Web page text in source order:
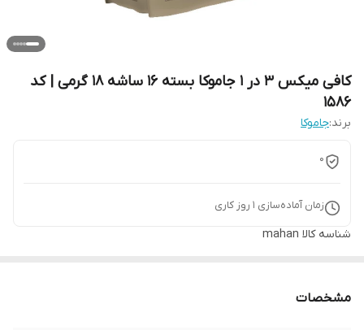
کافی میکس 3 در 1 جاموکا بسته 16 ساشه 18 گرمی | کد
1586
برند:جاموکا
0
زمان آماده‌سازی 1 روز کاری
شناسه کالا mahan
مشخصات